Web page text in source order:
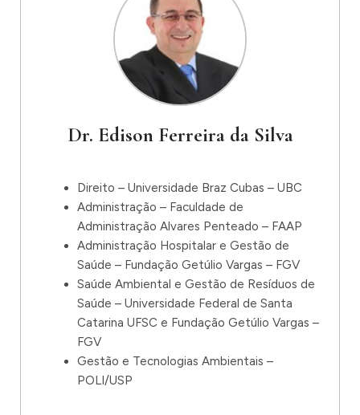
Dr. Edison Ferreira da Silva
Direito – Universidade Braz Cubas – UBC
Administração – Faculdade de
Administração Alvares Penteado – FAAP
Administração Hospitalar e Gestão de
Saúde – Fundação Getúlio Vargas – FGV
Saúde Ambiental e Gestão de Resíduos de
Saúde – Universidade Federal de Santa
Catarina UFSC e Fundação Getúlio Vargas –
FGV
Gestão e Tecnologias Ambientais –
POLI/USP